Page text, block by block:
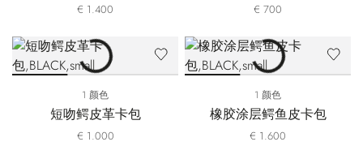
€ 1.400 € 700
1 颜色
短吻鳄皮革卡包
€ 1.000
1 颜色
橡胶涂层鳄鱼皮卡包
€ 1.600